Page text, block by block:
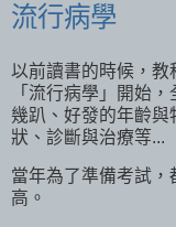
流行病學
以前讀書的時候，教
「流行病學」開始
幾趴、好發的年齡與
狀、診斷與治療等...
當年為了準備考試
高。